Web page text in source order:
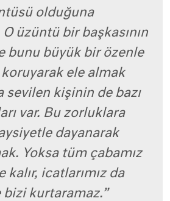
olduğuna
üzüntü bir başkasının
bunu büyük bir özenle
ele almak
sevilen kişinin de bazı
var. Bu zorluklara
dayanarak
Yoksa tüm çabamız
kalır, icatlarımız da
bizi kurtaramaz.”